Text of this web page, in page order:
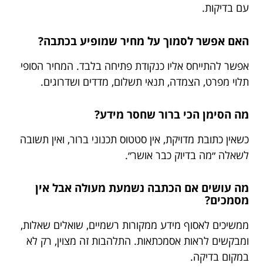
עם בדיקות.
האם אפשר לסמוך על מחיר שמופיע בכתבה?
אפשר להתייחס אליו כנקודת פתיחה בלבד. המחיר הסופי
תלוי מפרט, הצמדה, תנאי תשלום, מדדים ושדרוגים.
מה הסימן הכי ברור שחסר מידע?
כשאין כתובת מדויקת, אין סטטוס תכנוני ברור, ואין תשובה
לשאלה ״מה בדיוק כבר אושר״.
מה עושים אם הכתבה נשמעת מעולה אבל אין
מסמכים?
ממשיכים לאסוף מידע ממקורות רשמיים, שואלים שאלות,
ומבקשים לראות אסמכתאות. התלהבות זה מצוין, רק לא
במקום בדיקה.